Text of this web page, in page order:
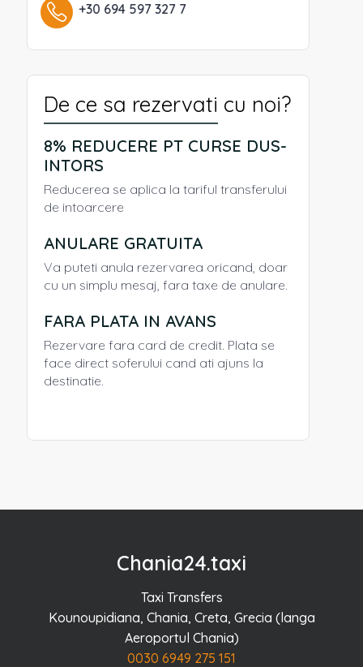
+30 694 597 327 7
De ce sa rezervati cu noi?
8% REDUCERE PT CURSE DUS-
INTORS
Reducerea se aplica la tariful transferului
de intoarcere
ANULARE GRATUITA
Va puteti anula rezervarea oricand, doar
cu un simplu mesaj, fara taxe de anulare.
FARA PLATA IN AVANS
Rezervare fara card de credit. Plata se
face direct soferului cand ati ajuns la
destinatie.
Chania24.taxi
Taxi Transfers
Kounoupidiana, Chania, Creta, Grecia (langa
Aeroportul Chania)
0030 6949 275 151